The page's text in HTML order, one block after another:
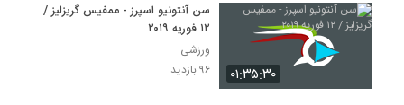
۰۱:۳۵:۳۰
سن آنتونیو اسپرز - ممفیس گریزلیز /
۱۲ فوریه ۲۰۱۹
ورزشی
۹۶ بازدید